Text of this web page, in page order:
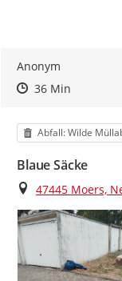
Anonym
Zeitpunkt des
Zeitpunkt des
36 MinZur
Kategorie
Abfall: Wilde
Blaue Säcke
Ort
47445 Moers,